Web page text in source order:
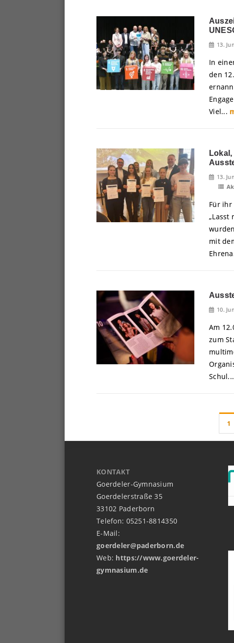
13.
In
den
Viel...
13.
Für ihr
„Lasst
mit
10.
Am
zum
Schul...
1
KONTAKT
Goerdeler-Gymnasium
Goerdelerstraße 35
33102 Paderborn
Telefon: 05251-8814350
E-Mail:
goerdeler@paderborn.de
Web: https://www.goerdeler-
gymnasium.de